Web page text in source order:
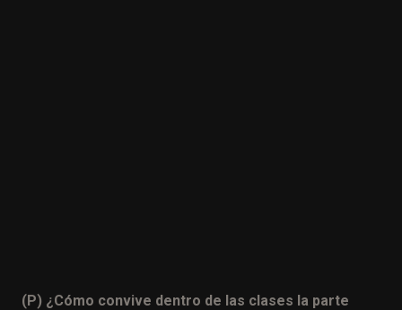
(P) ¿Cómo convive dentro de las clases la parte